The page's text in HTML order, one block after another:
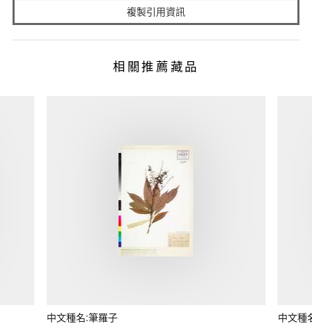
複製引用資訊
相關推薦藏品
中文種名:筆羅子 中文種